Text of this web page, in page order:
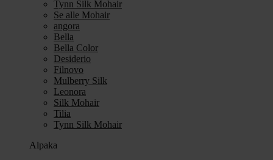
Tynn Silk Mohair
Se alle Mohair
angora
Bella
Bella Color
Desiderio
Filnovo
Mulberry Silk
Leonora
Silk Mohair
Tilia
Tynn Silk Mohair
Alpaka